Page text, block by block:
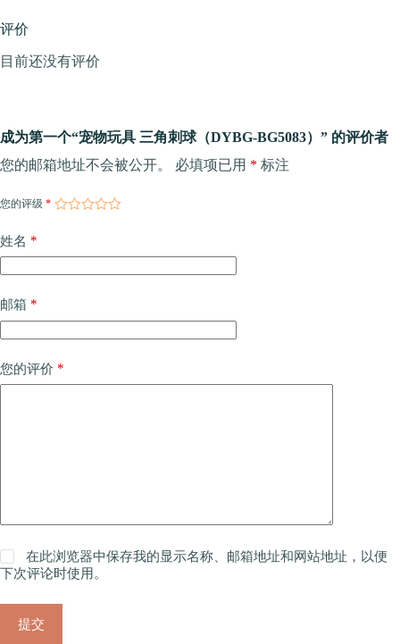
评价
目前还没有评价
成为第一个“宠物玩具 三角刺球（DYBG-BG5083）” 的评价者
您的邮箱地址不会被公开。
必填项已用 * 标注
您的评级 *
姓名 *
邮箱 *
您的评价 *
在此浏览器中保存我的显示名称、邮箱地址和网站地址，以便
下次评论时使用。
提交